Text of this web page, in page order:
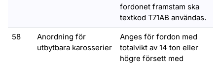
fordonet framstam ska
textkod T71AB användas.
58
Anordning för
utbytbara karosserier
Anges för fordon med
totalvikt av 14 ton eller
högre försett med